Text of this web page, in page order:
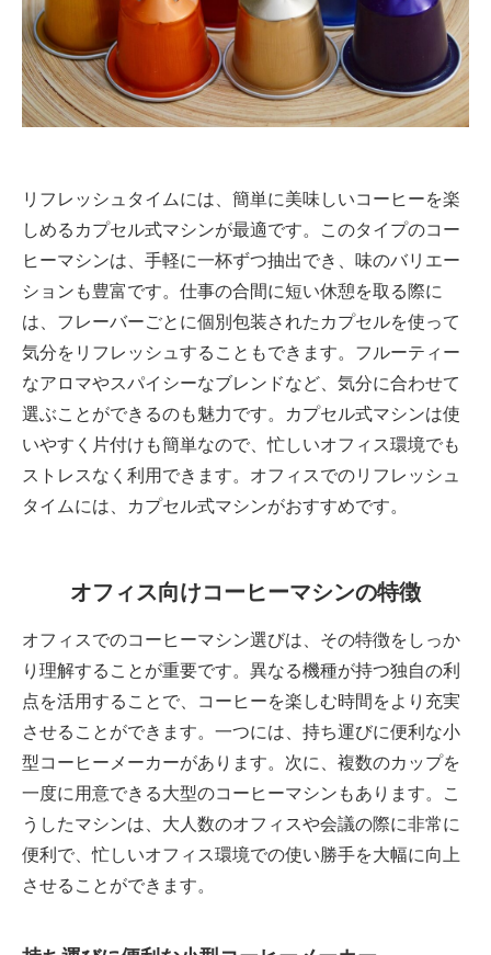
リフレッシュタイムには、簡単に美味しいコーヒーを楽
しめるカプセル式マシンが最適です。このタイプのコー
ヒーマシンは、手軽に一杯ずつ抽出でき、味のバリエー
ションも豊富です。仕事の合間に短い休憩を取る際に
は、フレーバーごとに個別包装されたカプセルを使って
気分をリフレッシュすることもできます。フルーティー
なアロマやスパイシーなブレンドなど、気分に合わせて
選ぶことができるのも魅力です。カプセル式マシンは使
いやすく片付けも簡単なので、忙しいオフィス環境でも
ストレスなく利用できます。オフィスでのリフレッシュ
タイムには、カプセル式マシンがおすすめです。
オフィス向けコーヒーマシンの特徴
オフィスでのコーヒーマシン選びは、その特徴をしっか
り理解することが重要です。異なる機種が持つ独自の利
点を活用することで、コーヒーを楽しむ時間をより充実
させることができます。一つには、持ち運びに便利な小
型コーヒーメーカーがあります。次に、複数のカップを
一度に用意できる大型のコーヒーマシンもあります。こ
うしたマシンは、大人数のオフィスや会議の際に非常に
便利で、忙しいオフィス環境での使い勝手を大幅に向上
させることができます。